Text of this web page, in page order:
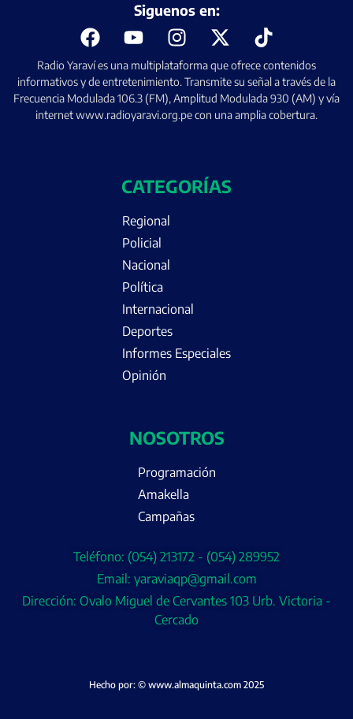
Radio Yaraví es una multiplataforma que ofrece contenidos
informativos y de entretenimiento. Transmite su señal a través de la
Frecuencia Modulada 106.3 (FM), Amplitud Modulada 930 (AM) y vía
internet www.radioyaravi.org.pe con una amplia cobertura.
Siguenos en:
CATEGORÍAS
Regional
Policial
Nacional
Política
Internacional
Deportes
Informes Especiales
Opinión
NOSOTROS
Programación
Amakella
Campañas
Teléfono: (054) 213172 - (054) 289952
Email: yaraviaqp@gmail.com
Dirección: Ovalo Miguel de Cervantes 103 Urb. Victoria -
Cercado
Hecho por: © www.almaquinta.com 2025